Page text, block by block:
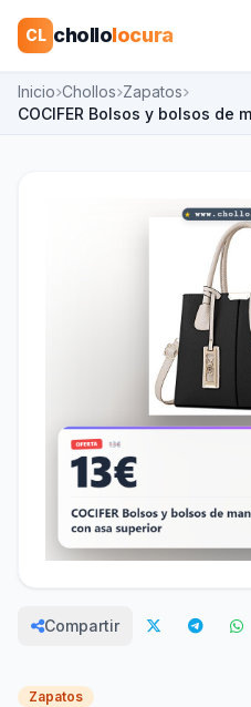
CL chollolocura
Inicio Chollos Zapatos
COCIFER Bolsos y bolsos de
Compartir
Zapatos